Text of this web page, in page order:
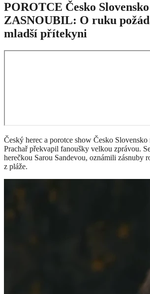
POROTCE Česko
ZASNOUBIL: O ruku
mladší přítekyni
Český herec a porotce show Česko Slovensko
Prachař překvapil fanoušky velkou zprávou.
herečkou Sarou Sandevou, oznámili zásnuby
z pláže.